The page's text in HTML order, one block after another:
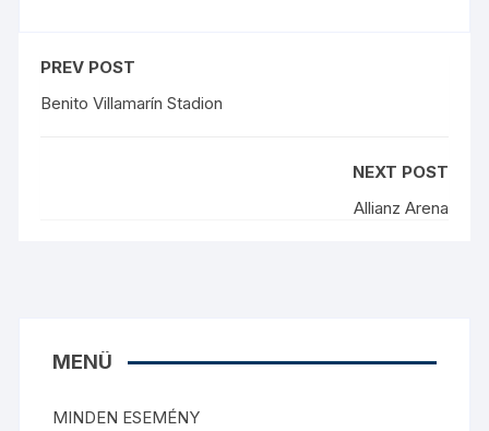
PREV POST
Benito Villamarín Stadion
NEXT POST
Allianz Arena
MENÜ
MINDEN ESEMÉNY